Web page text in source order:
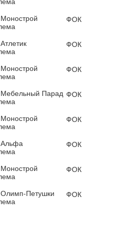
Монострой
ФОК
Атлетик
ФОК
Монострой
ФОК
Мебельный Парад ФОК
Монострой
ФОК
Альфа
ФОК
Монострой
ФОК
Олимп-Петушки ФОК